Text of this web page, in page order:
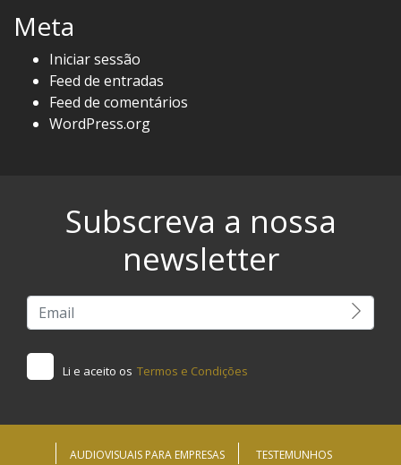
Meta
Iniciar sessão
Feed de entradas
Feed de comentários
WordPress.org
Subscreva a nossa
newsletter
Li e aceito os Termos e Condições
AUDIOVISUAIS PARA EMPRESAS TESTEMUNHOS